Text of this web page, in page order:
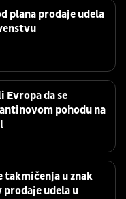
plana prodaje udela
Evropa da se
pohodu na
takmičenja u znak
udela u